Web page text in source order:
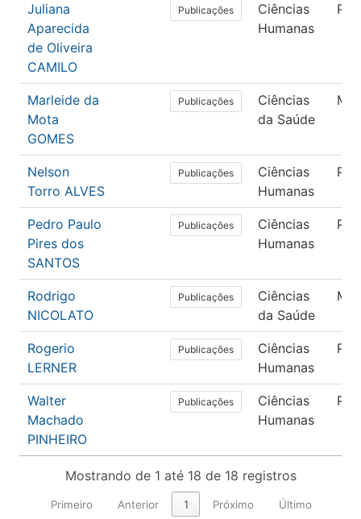
Juliana
Aparecida
de Oliveira
CAMILO
Publicações
Ciências
Humanas
Marleide da
Mota
GOMES
Publicações
Ciências
da Saúde
Nelson
Torro ALVES
Publicações
Ciências
Humanas
Pedro Paulo
Pires dos
SANTOS
Publicações
Ciências
Humanas
Rodrigo
NICOLATO
Publicações
Ciências
da Saúde
Rogerio
LERNER
Publicações
Ciências
Humanas
Walter
Machado
PINHEIRO
Publicações
Ciências
Humanas
Mostrando de 1 até 18 de 18 registros
Primeiro Anterior 1 Próximo Último